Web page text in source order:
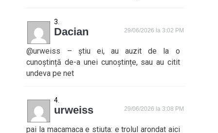
Dacian 29/06/2026 la 3:02 PM
@urweiss – știu ei, au auzit de la o
cunoștință de-a unei cunoștințe, sau au citit
undeva pe net
urweiss 29/06/2026 la 3:08 PM
pai la macamaca e stiuta: e trolul arondat aici